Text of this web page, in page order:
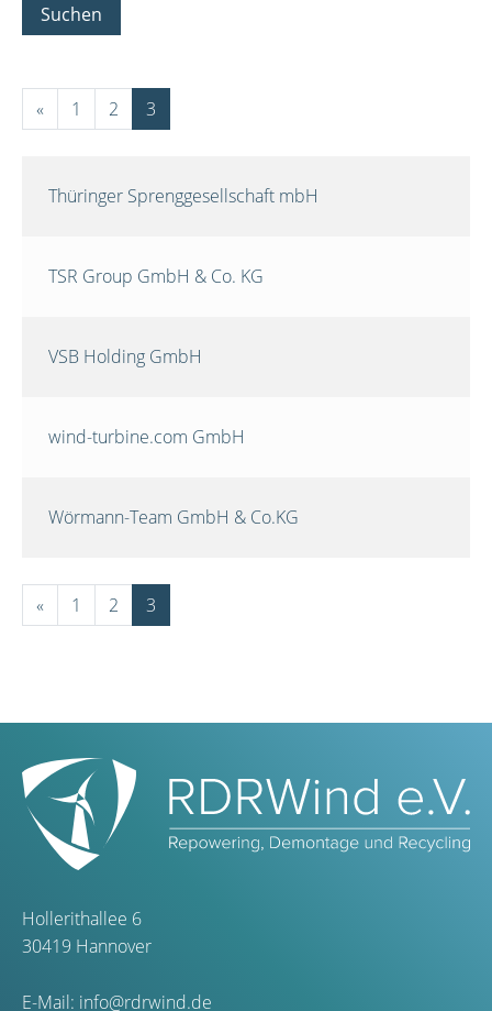
Suchen
« 1 2 3
Thüringer Sprenggesellschaft mbH
TSR Group GmbH & Co. KG
VSB Holding GmbH
wind-turbine.com GmbH
Wörmann-Team GmbH & Co.KG
« 1 2 3
Hollerithallee 6
30419 Hannover
E-Mail: info@rdrwind.de